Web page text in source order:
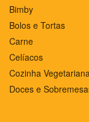
Bimby
Bolos e Tortas
Carne
Celíacos
Cozinha Vegetariana
Doces e